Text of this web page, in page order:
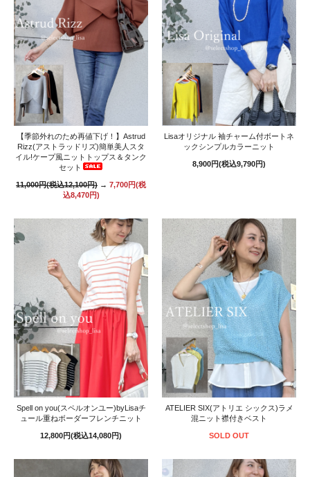
【季節外れのため再値下げ！】Astrud
Rizz(アストラッドリズ)簡単美人スタ
イル!ケープ風ニットトップス＆タンク
セット
11,000円(税込12,100円) → 7,700円(税
込8,470円)
Lisaオリジナル 袖チャーム付ボートネ
ックシンプルカラーニット
8,900円(税込9,790円)
Spell on you(スペルオンユー)byLisaチ
ュール重ねボーダーフレンチニット
12,800円(税込14,080円)
ATELIER SIX(アトリエ シックス)ラメ
混ニット襟付きベスト
SOLD OUT